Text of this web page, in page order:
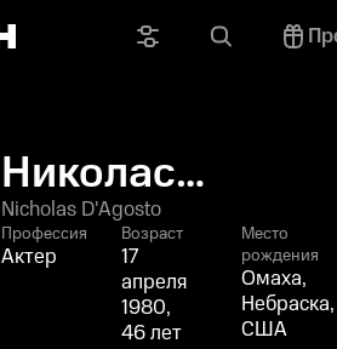
Николас
Д’Агосто
Nicholas D'Agosto
Профессия
Актер
Возраст
17
апреля
1980,
46 лет
Место
рождения
Омаха,
Небраска,
США